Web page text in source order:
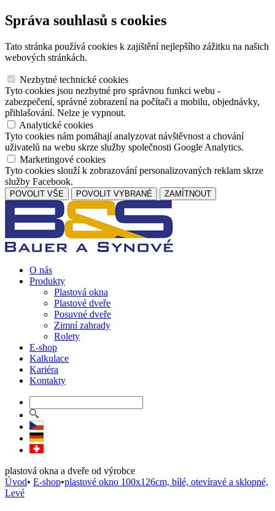
Správa souhlasů s cookies
Tato stránka používá cookies k zajištění nejlepšího zážitku na našich
webových stránkách.
Nezbytné technické cookies
Tyto cookies jsou nezbytné pro správnou funkci webu -
zabezpečení, správné zobrazení na počítači a mobilu, objednávky,
přihlašování. Nelze je vypnout.
Analytické cookies
Tyto cookies nám pomáhají analyzovat návštěvnost a chování
uživatelů na webu skrze služby společnosti Google Analytics.
Marketingové cookies
Tyto cookies slouží k zobrazování personalizovaných reklam skrze
služby Facebook.
POVOLIT VŠE POVOLIT VYBRANÉ ZAMÍTNOUT
O nás
Produkty
Plastová okna
Plastové dveře
Posuvné dveře
Zimní zahrady
Rolety
E-shop
Kalkulace
Kariéra
Kontakty
plastová okna a dveře od výrobce
Úvod• E-shop•plastové okno 100x126cm, bílé, otevíravé a sklopné,
Levé